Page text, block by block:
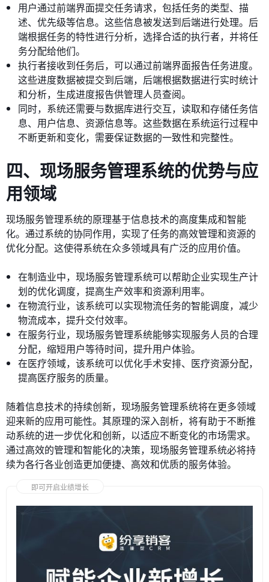
用户通过前端界面提交任务请求，包括任务的类型、描
述、优先级等信息。这些信息被发送到后端进行处理。后
端根据任务的特性进行分析，选择合适的执行者，并将任
务分配给他们。
执行者接收到任务后，可以通过前端界面报告任务进度。
这些进度数据被提交到后端，后端根据数据进行实时统计
和分析，生成进度报告供管理人员查阅。
同时，系统还需要与数据库进行交互，读取和存储任务信
息、用户信息、资源信息等。这些数据在系统运行过程中
不断更新和变化，需要保证数据的一致性和完整性。
四、现场服务管理系统的优势与应
用领域
现场服务管理系统的原理基于信息技术的高度集成和智能
化。通过系统的协同作用，实现了任务的高效管理和资源的
优化分配。这使得系统在众多领域具有广泛的应用价值。
在制造业中，现场服务管理系统可以帮助企业实现生产计
划的优化调度，提高生产效率和资源利用率。
在物流行业，该系统可以实现物流任务的智能调度，减少
物流成本，提升交付效率。
在服务行业，现场服务管理系统能够实现服务人员的合理
分配，缩短用户等待时间，提升用户体验。
在医疗领域，该系统可以优化手术安排、医疗资源分配，
提高医疗服务的质量。
随着信息技术的持续创新，现场服务管理系统将在更多领域
迎来新的应用可能性。其原理的深入剖析，将有助于不断推
动系统的进一步优化和创新，以适应不断变化的市场需求。
通过高效的管理和智能化的决策，现场服务管理系统必将持
续为各行各业创造更加便捷、高效和优质的服务体验。
即可开启业绩增长